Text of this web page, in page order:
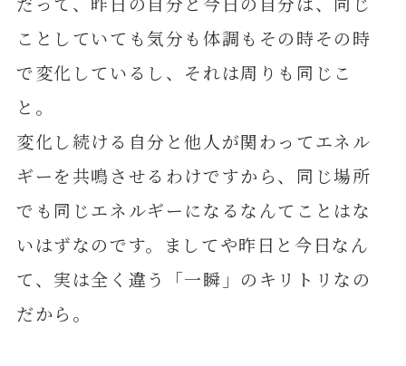
ことしていても気分も体調もその時その時
で変化しているし、それは周りも同じこ
と。
変化し続ける自分と他人が関わってエネル
ギーを共鳴させるわけですから、同じ場所
でも同じエネルギーになるなんてことはな
いはずなのです。ましてや昨日と今日なん
て、実は全く違う「一瞬」のキリトリなの
だから。